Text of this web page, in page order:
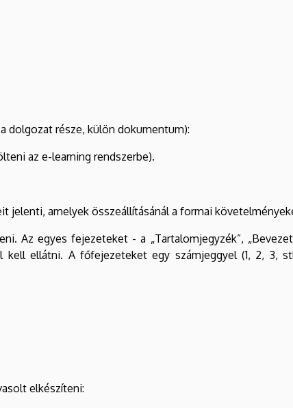
dolgozat része, külön dokumentum):
az e-learning rendszerbe).
amelyek összeállításánál a formai
Az egyes fejezeteket - a „Tartalomjegyzék”,
kell ellátni. A főfejezeteket egy számjeggyel (1, 2, 3,
elkészíteni: